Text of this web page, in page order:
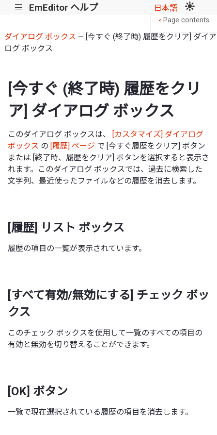
||| EmEditor ヘルプ 日本語
ダイアログ ボックス — [今すぐ (終了時) 履歴をクリア] ダイア
ログ ボックス
[今すぐ (終了時) 履歴をクリ
ア] ダイアログ ボックス
このダイアログ ボックスは、
[カスタマイズ] ダイアログ
ボックス の [履歴] ページ で [今すぐ履歴をクリア] ボタン
または [終了時、履歴をクリア] ボタンを選択すると表示さ
れます。このダイアログ ボックスでは、過去に検索した
文字列、最近使ったファイルなどの履歴を消去します。
[履歴] リスト ボックス
履歴の項目の一覧が表示されています。
[すべて有効/無効にする] チェック ボッ
クス
このチェック ボックスを使用して一覧のすべての項目の
有効と無効を切り替えることができます。
[OK] ボタン
一覧で現在選択されている履歴の項目を消去します。
< Page contents